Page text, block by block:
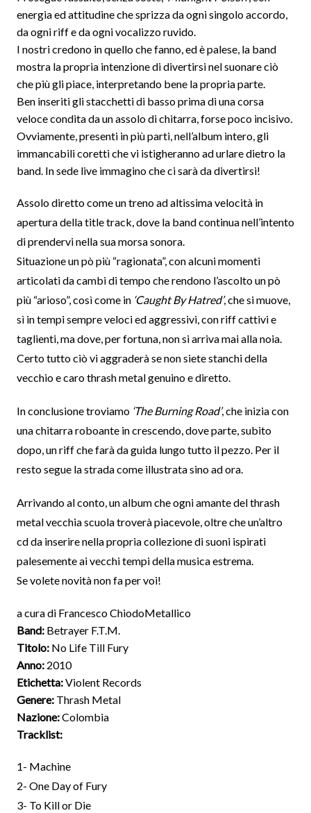
energia ed attitudine che sprizza da ogni singolo accordo,
da ogni riff e da ogni vocalizzo ruvido.
I nostri credono in quello che fanno, ed è palese, la band
mostra la propria intenzione di divertirsi nel suonare ciò
che più gli piace, interpretando bene la propria parte.
Ben inseriti gli stacchetti di basso prima di una corsa
veloce condita da un assolo di chitarra, forse poco incisivo.
Ovviamente, presenti in più parti, nell’album intero, gli
immancabili coretti che vi istigheranno ad urlare dietro la
band. In sede live immagino che ci sarà da divertirsi!
Assolo diretto come un treno ad altissima velocità in
apertura della title track, dove la band continua nell’intento
di prendervi nella sua morsa sonora.
Situazione un pò più “ragionata”, con alcuni momenti
articolati da cambi di tempo che rendono l’ascolto un pò
più “arioso”, così come in ‘Caught By Hatred’, che si muove,
sì in tempi sempre veloci ed aggressivi, con riff cattivi e
taglienti, ma dove, per fortuna, non si arriva mai alla noia.
Certo tutto ciò vi aggraderà se non siete stanchi della
vecchio e caro thrash metal genuino e diretto.
In conclusione troviamo ‘The Burning Road’, che inizia con
una chitarra roboante in crescendo, dove parte, subito
dopo, un riff che farà da guida lungo tutto il pezzo. Per il
resto segue la strada come illustrata sino ad ora.
Arrivando al conto, un album che ogni amante del thrash
metal vecchia scuola troverà piacevole, oltre che un’altro
cd da inserire nella propria collezione di suoni ispirati
palesemente ai vecchi tempi della musica estrema.
Se volete novità non fa per voi!
a cura di Francesco ChiodoMetallico
Band:Betrayer F.T.M.
Titolo:No Life Till Fury
Anno:2010
Etichetta:Violent Records
Genere:Thrash Metal
Nazione:Colombia
Tracklist:
1- Machine
2- One Day of Fury
3- To Kill or Die